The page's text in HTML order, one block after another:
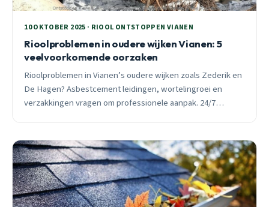
10 OKTOBER 2025 · RIOOL ONTSTOPPEN VIANEN
Rioolproblemen in oudere wijken Vianen: 5
veelvoorkomende oorzaken
Rioolproblemen in Vianen’s oudere wijken zoals Zederik en
De Hagen? Asbestcement leidingen, wortelingroei en
verzakkingen vragen om professionele aanpak. 24/7